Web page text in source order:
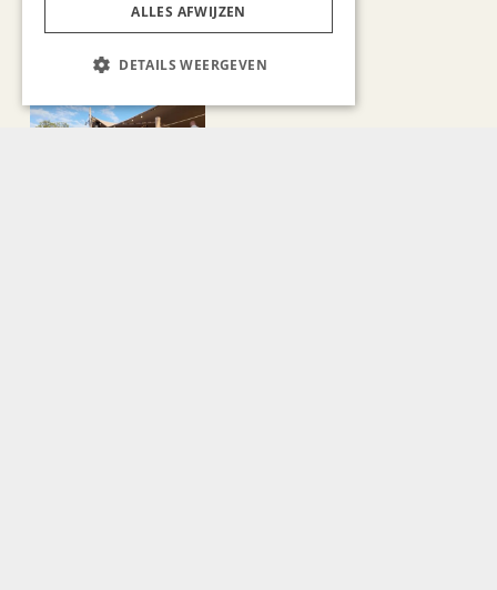
ALLES AFWIJZEN
DETAILS WEERGEVEN